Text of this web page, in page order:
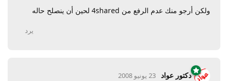
ولكن أرجو منك عدم الرفع من 4shared لحين أن ينصلح حاله
يرد
دكتور عواد 23 يونيو 2008